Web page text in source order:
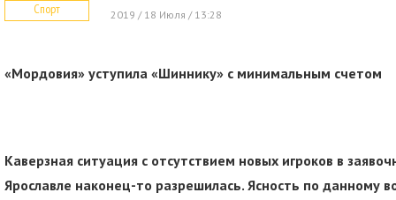
Спорт 2019 / 18 Июля / 13:28
«Мордовия» уступила «Шиннику» с минимальным счетом
Каверзная ситуация с отсутствием новых игроков в
Ярославле наконец-то разрешилась. Ясность по данному